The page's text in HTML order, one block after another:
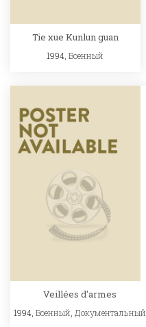
Tie xue Kunlun guan
1994,Военный
Veillées d'armes
1994, Военный Документальный